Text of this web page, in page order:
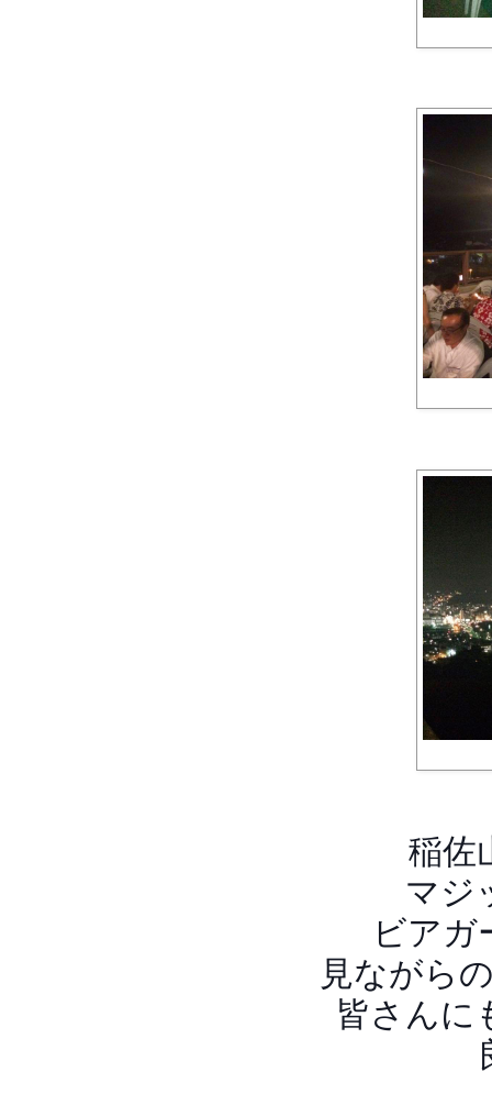
稲佐
マジ
ビアガ
見ながら
皆さんに